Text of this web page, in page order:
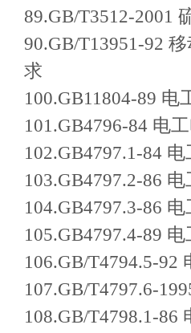
89.GB/T3512-2001
90.GB/T13951-92
求
100.GB11804-89
101.GB4796-84 电
102.GB4797.1-84
103.GB4797.2-86
104.GB4797.3-86
105.GB4797.4-89
106.GB/T4794.5-
107.GB/T4797.6-
108.GB/T4798.1-